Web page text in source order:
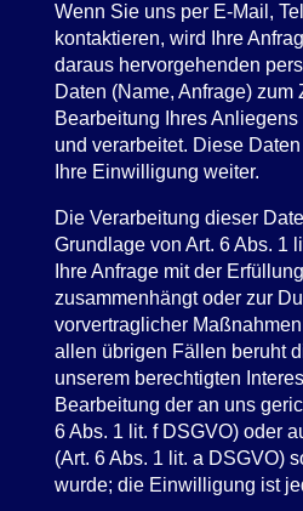
Wenn Sie uns per E-Mail,
kontaktieren, wird Ihre
daraus hervorgehenden
Daten (Name, Anfrage) zum
Bearbeitung Ihres
und verarbeitet. Diese
Ihre Einwilligung weiter.
Die Verarbeitung dieser
Grundlage von Art. 6 Abs. 1
Ihre Anfrage mit der
zusammenhängt oder zur
vorvertraglicher
allen übrigen Fällen beruht
unserem berechtigten
Bearbeitung der an uns
6 Abs. 1 lit. f DSGVO) oder
(Art. 6 Abs. 1 lit. a DSGVO)
wurde; die Einwilligung ist